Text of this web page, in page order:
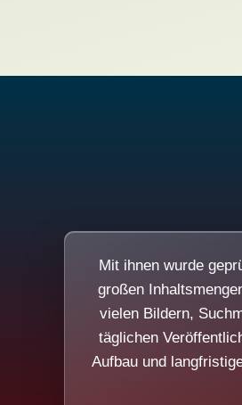
Mit ihnen wurde
großen
vielen Bildern,
täglichen
Aufbau und